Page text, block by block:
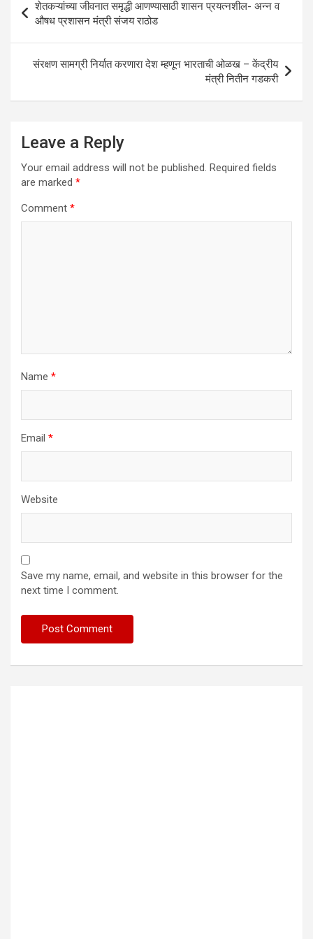
p
p
o
k
navigation
शेतकऱ्यांच्या जीवनात समृद्धी आणण्यासाठी शासन प्रयत्नशील- अन्न व
औषध प्रशासन मंत्री संजय राठोड
संरक्षण सामग्री निर्यात करणारा देश म्हणून भारताची ओळख – केंद्रीय
मंत्री नितीन गडकरी
Leave a Reply
Your email address will not be published. Required fields
are marked *
Comment *
Name *
Email *
Website
Save my name, email, and website in this browser for the
next time I comment.